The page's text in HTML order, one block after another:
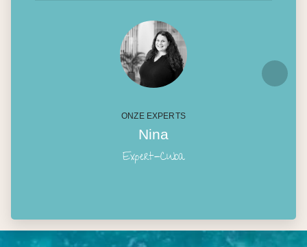
ONZE EXPERTS
Nina
Expert-Cuba